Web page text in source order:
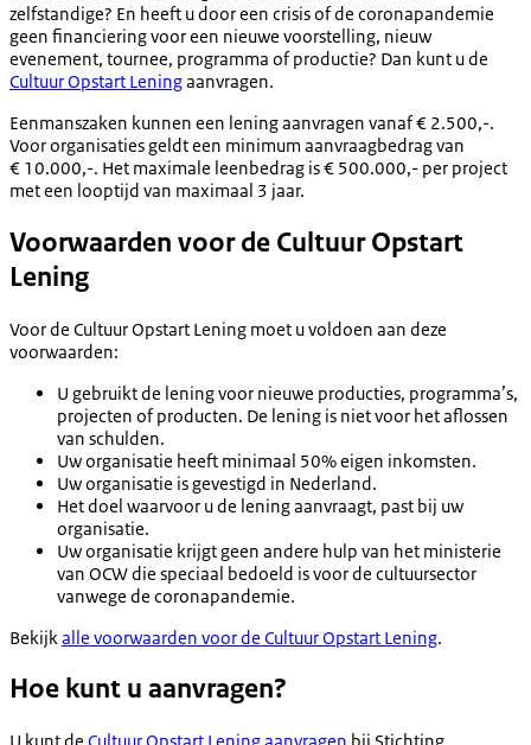
zelfstandige? En heeft u door een crisis of de coronapandemie
geen financiering voor een nieuwe voorstelling, nieuw
evenement, tournee, programma of productie? Dan kunt u de
Cultuur Opstart Leningaanvragen.
Eenmanszaken kunnen een lening aanvragen vanaf € 2.500,-.
Voor organisaties geldt een minimum aanvraagbedrag van
€ 10.000,-. Het maximale leenbedrag is € 500.000,- per project
met een looptijd van maximaal 3 jaar.
Voorwaarden voor de Cultuur Opstart
Lening
Voor de Cultuur Opstart Lening moet u voldoen aan deze
voorwaarden:
U gebruikt de lening voor nieuwe producties, programma’s,
projecten of producten. De lening is niet voor het aflossen
van schulden.
Uw organisatie heeft minimaal 50% eigen inkomsten.
Uw organisatie is gevestigd in Nederland.
Het doel waarvoor u de lening aanvraagt, past bij uw
organisatie.
Uw organisatie krijgt geen andere hulp van het ministerie
van OCW die speciaal bedoeld is voor de cultuursector
vanwege de coronapandemie.
Bekijk alle voorwaarden voor de Cultuur Opstart Lening.
Hoe kunt u aanvragen?